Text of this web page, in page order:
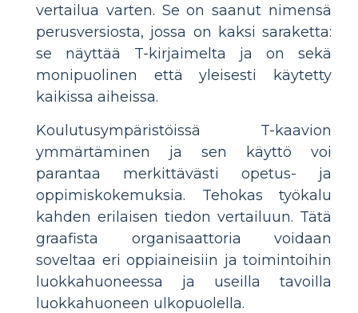
vertailua varten. Se on saanut nimensä
perusversiosta, jossa on kaksi saraketta:
se näyttää T-kirjaimelta ja on sekä
monipuolinen että yleisesti käytetty
kaikissa aiheissa.
Koulutusympäristöissä T-kaavion
ymmärtäminen ja sen käyttö voi
parantaa merkittävästi opetus- ja
oppimiskokemuksia. Tehokas työkalu
kahden erilaisen tiedon vertailuun. Tätä
graafista organisaattoria voidaan
soveltaa eri oppiaineisiin ja toimintoihin
luokkahuoneessa ja useilla tavoilla
luokkahuoneen ulkopuolella.